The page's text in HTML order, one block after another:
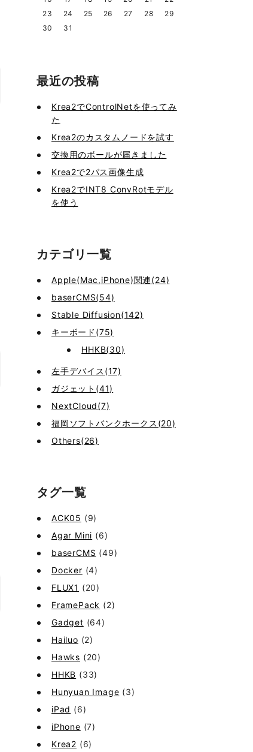
23
24 25 26 27 28
29
30
31
最近の投稿
Krea2でControlNetを使ってみ
た
Krea2のカスタムノードを試す
交換用のボールが届きました
Krea2で2パス画像生成
Krea2でINT8 ConvRotモデル
を使う
カテゴリ一覧
Apple(Mac,iPhone)関連(24)
baserCMS(54)
Stable Diffusion(142)
キーボード(75)
HHKB(30)
左手デバイス(17)
ガジェット(41)
NextCloud(7)
福岡ソフトバンクホークス(20)
Others(26)
タグ一覧
ACK05 (9)
Agar Mini (6)
baserCMS (49)
Docker (4)
FLUX1 (20)
FramePack (2)
Gadget (64)
Hailuo (2)
Hawks (20)
HHKB (33)
Hunyuan Image (3)
iPad (6)
iPhone (7)
Krea2 (6)